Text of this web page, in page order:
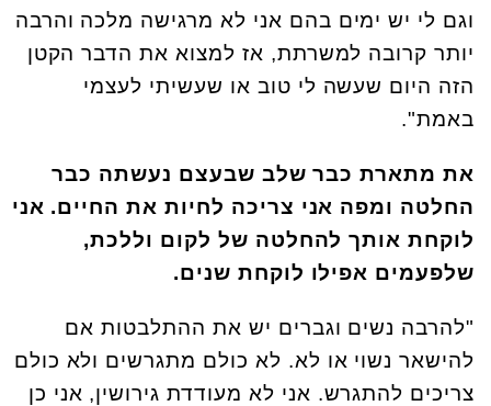
וגם לי יש ימים בהם אני לא מרגישה מלכה והרבה
יותר קרובה למשרתת, אז למצוא את הדבר הקטן
הזה היום שעשה לי טוב או שעשיתי לעצמי
באמת".
את מתארת כבר שלב שבעצם נעשתה כבר
החלטה ומפה אני צריכה לחיות את החיים. אני
לוקחת אותך להחלטה של לקום וללכת,
שלפעמים אפילו לוקחת שנים.
"להרבה נשים וגברים יש את ההתלבטות אם
להישאר נשוי או לא. לא כולם מתגרשים ולא כולם
צריכים להתגרש. אני לא מעודדת גירושין, אני כן